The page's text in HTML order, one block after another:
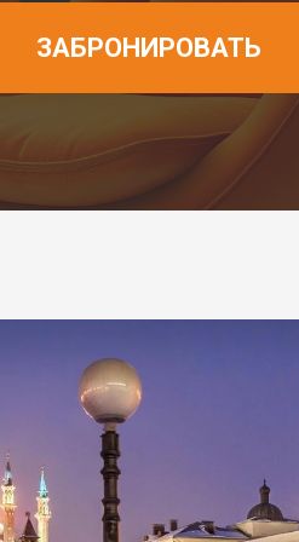
ЗАБРОНИРОВАТЬ